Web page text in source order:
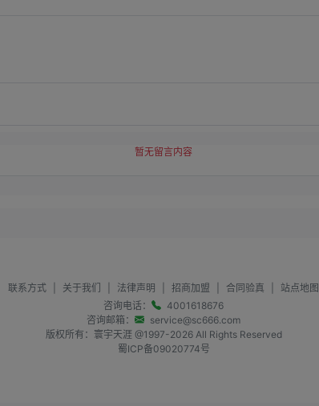
暂无留言内容
联系方式 关于我们 法律声明 招商加盟 合同验真
站点地图
咨询电话：
4001618676
咨询邮箱：
service@sc666.com
版权所有：寰宇天涯 @1997-2026All Rights Reserved
蜀ICP备09020774号